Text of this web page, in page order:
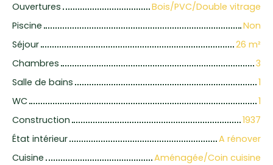
Ouvertures
Bois/PVC/Double vitrage
Piscine
Non
Séjour
26 m²
Chambres
3
Salle de bains
1
WC
1
Construction
1937
État intérieur
A rénover
Cuisine
Aménagée/Coin cuisine